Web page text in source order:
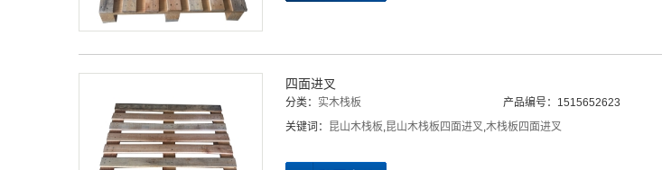
四面进叉
分类： 实木栈板 产品编号：1515652623
关键词： 昆山木栈板,昆山木栈板四面进叉,木栈板四面进叉